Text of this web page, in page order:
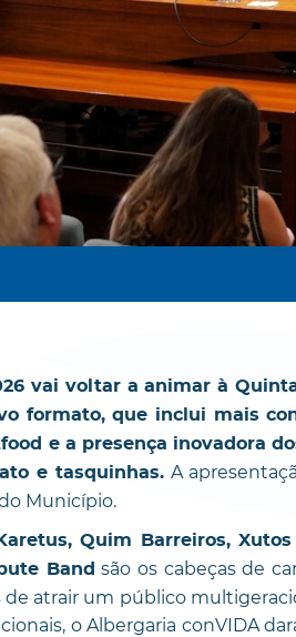
vai voltar a animar à
formato, que inclui mais
e a presença inovadora
e tasquinhas.A
Município.
Quim Barreiros,
Band são os cabeças de
de atrair um público
o Albergaria conVIDA